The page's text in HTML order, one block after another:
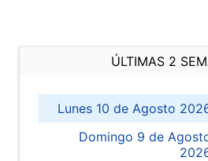
ÚLTIMAS 2
Lunes 10 de Agosto
Domingo 9 de